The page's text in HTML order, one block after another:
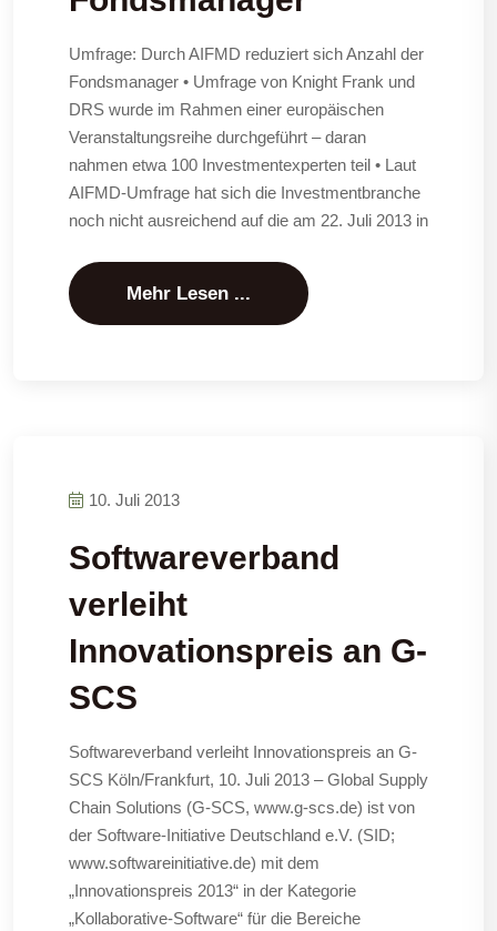
Umfrage: Durch AIFMD reduziert sich Anzahl der
Fondsmanager • Umfrage von Knight Frank und
DRS wurde im Rahmen einer europäischen
Veranstaltungsreihe durchgeführt – daran
nahmen etwa 100 Investmentexperten teil • Laut
AIFMD-Umfrage hat sich die Investmentbranche
noch nicht ausreichend auf die am 22. Juli 2013 in
Mehr Lesen ...
10. Juli 2013
Softwareverband
verleiht
Innovationspreis an G-
SCS
Softwareverband verleiht Innovationspreis an G-
SCS Köln/Frankfurt, 10. Juli 2013 – Global Supply
Chain Solutions (G-SCS, www.g-scs.de) ist von
der Software-Initiative Deutschland e.V. (SID;
www.softwareinitiative.de) mit dem
„Innovationspreis 2013“ in der Kategorie
„Kollaborative-Software“ für die Bereiche